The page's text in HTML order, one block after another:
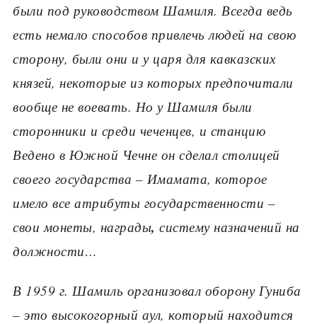
были под руководством Шамиля. Всегда ведь
есть немало способов привлечь людей на свою
сторону, были они и у царя для кавказских
князей, некоторые из которых предпочитали
вообще не воевать. Но у Шамиля были
сторонники и среди чеченцев, и станцию
Ведено в Южной Чечне он сделал столицей
своего государства – Имамата, которое
имело все атрибуты государственности –
свои монеты, награды, систему назначений на
должности…
В 1959 г. Шамиль организовал оборону Гуниба
– это высокогорный аул, который находится